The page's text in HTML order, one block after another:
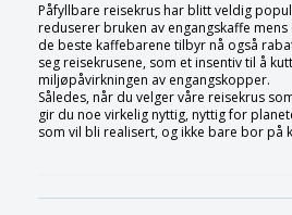
Påfyllbare reisekrus har blitt veldig
reduserer bruken av engangskaffe
de beste kaffebarene tilbyr nå også
seg reisekrusene, som et insentiv til å
miljøpåvirkningen av engangskopper.
Således, når du velger våre reisekrus
gir du noe virkelig nyttig, nyttig for
som vil bli realisert, og ikke bare bor på